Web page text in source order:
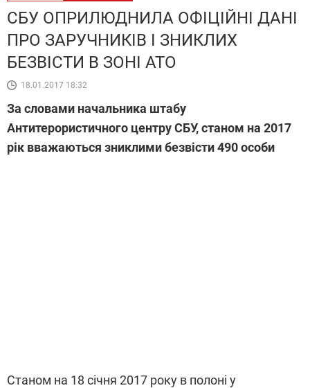
СБУ ОПРИЛЮДНИЛА ОФІЦІЙНІ ДАНІ
ПРО ЗАРУЧНИКІВ І ЗНИКЛИХ
БЕЗВІСТИ В ЗОНІ АТО
18.01.2017 18:32
За словами начальника штабу
Антитерористичного центру СБУ, станом на 2017
рік вважаються зниклими безвісти 490 особи
Станом на 18 січня 2017 року в полоні у